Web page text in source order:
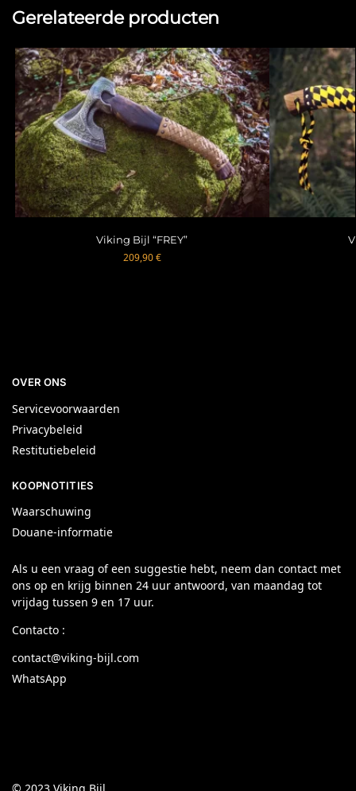
Gerelateerde producten
Viking Bijl “FREY”
209,90€
OVER ONS
Servicevoorwaarden
Privacybeleid
Restitutiebeleid
KOOPNOTITIES
Waarschuwing
Douane-informatie
Als u een vraag of een suggestie hebt, neem dan contact met
ons op en krijg binnen 24 uur antwoord, van maandag tot
vrijdag tussen 9 en 17 uur.
Contacto :
contact@viking-bijl.com
WhatsApp